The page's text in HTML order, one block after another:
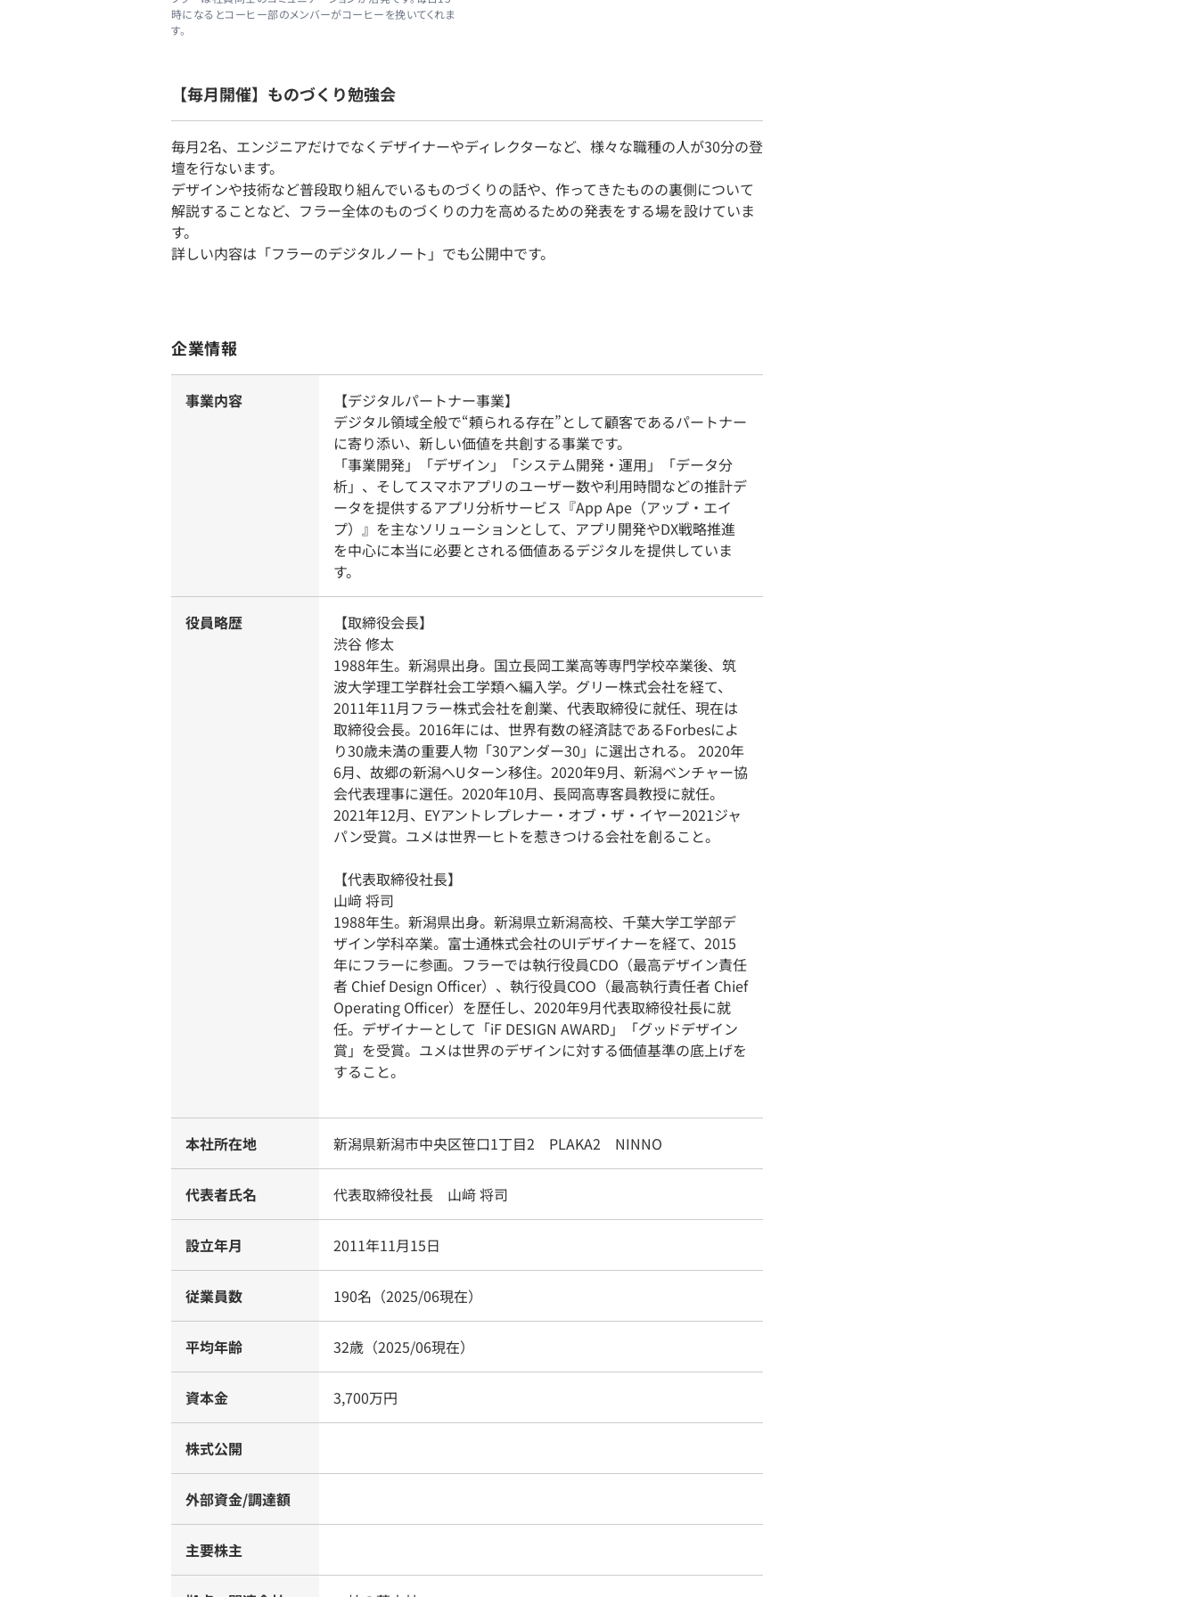
時になるとコーヒー部のメンバーがコーヒーを挽いてくれま
す。
【毎月開催】ものづくり勉強会
毎月2名、エンジニアだけでなくデザイナーやディレクターなど、様々な職種の人が30分の登
壇を行ないます。
デザインや技術など普段取り組んでいるものづくりの話や、作ってきたものの裏側について
解説することなど、フラー全体のものづくりの力を高めるための発表をする場を設けていま
す。
詳しい内容は「フラーのデジタルノート」でも公開中です。
企業情報
事業内容
【デジタルパートナー事業】
デジタル領域全般で“頼られる存在”として顧客であるパートナー
に寄り添い、新しい価値を共創する事業です。
「事業開発」「デザイン」「システム開発・運用」「データ分
析」、そしてスマホアプリのユーザー数や利用時間などの推計デ
ータを提供するアプリ分析サービス『App Ape（アップ・エイ
プ）』を主なソリューションとして、アプリ開発やDX戦略推進
を中心に本当に必要とされる価値あるデジタルを提供していま
す。
役員略歴
【取締役会長】
渋谷 修太
1988年生。新潟県出身。国立長岡工業高等専門学校卒業後、筑
波大学理工学群社会工学類へ編入学。グリー株式会社を経て、
2011年11月フラー株式会社を創業、代表取締役に就任、現在は
取締役会長。2016年には、世界有数の経済誌であるForbesによ
り30歳未満の重要人物「30アンダー30」に選出される。 2020年
6月、故郷の新潟へUターン移住。2020年9月、新潟ベンチャー協
会代表理事に選任。2020年10月、長岡高専客員教授に就任。
2021年12月、EYアントレプレナー・オブ・ザ・イヤー2021ジャ
パン受賞。ユメは世界一ヒトを惹きつける会社を創ること。
【代表取締役社長】
山﨑 将司
1988年生。新潟県出身。新潟県立新潟高校、千葉大学工学部デ
ザイン学科卒業。富士通株式会社のUIデザイナーを経て、2015
年にフラーに参画。フラーでは執行役員CDO（最高デザイン責任
者 Chief Design Officer）、執行役員COO（最高執行責任者 Chief
Operating Officer）を歴任し、2020年9月代表取締役社長に就
任。デザイナーとして「iF DESIGN AWARD」「グッドデザイン
賞」を受賞。ユメは世界のデザインに対する価値基準の底上げを
すること。
本社所在地 新潟県新潟市中央区笹口1丁目2 PLAKA2 NINNO
代表者氏名 代表取締役社長 山﨑 将司
設立年月 2011年11月15日
従業員数 190名（2025/06現在）
平均年齢 32歳（2025/06現在）
資本金 3,700万円
株式公開
外部資金/調達額
主要株主